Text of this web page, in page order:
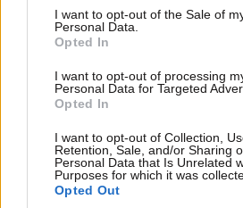
consent section.
I want to opt-out of the Sale of
Personal Data.
Opted In
I want to opt-out of processing
Personal Data for Targeted
Opted In
I want to opt-out of Collection,
Retention, Sale, and/or Sharing
Personal Data that Is Unrelated
Purposes for which it was
Opted Out
Xαρακτήρες: 0/1000
Διαβάστε και ακολουθήστε τους